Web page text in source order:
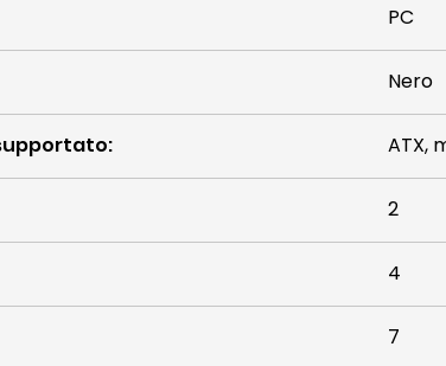
PC
Nero
: ATX,
2
4
7